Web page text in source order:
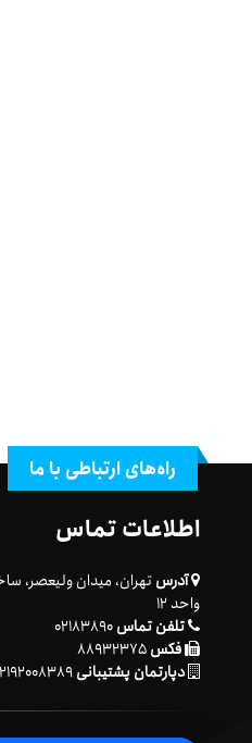
راه‌های ارتباطی با ما
اطلاعات تماس
آدرس
واحد ۱۲
تلفن تماس۰۲۱۸۳۸۹۰
فکس۸۸۹۳۲۳۷۵
دپارتمان پشتیبانی۰۲۱۹۲۰۰۸۳۸۹